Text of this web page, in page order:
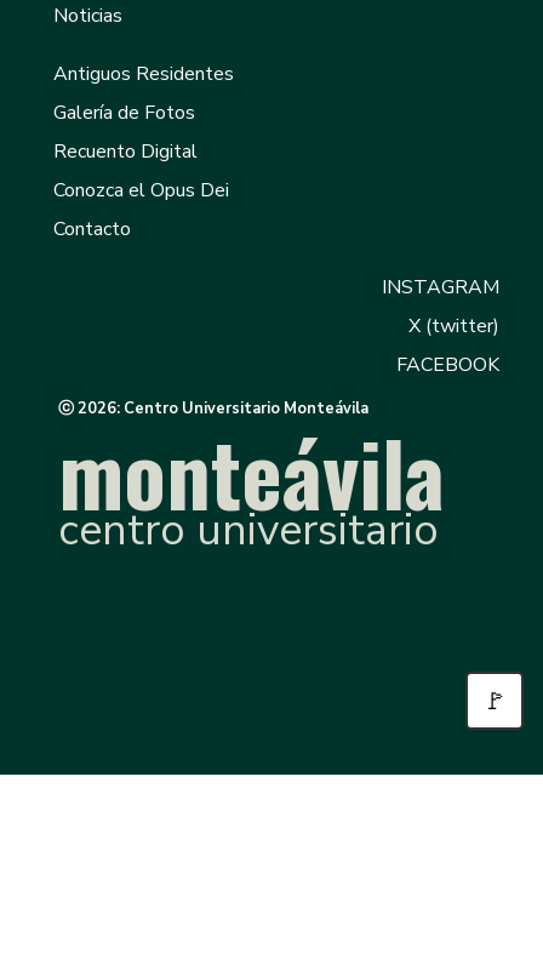
Noticias
Antiguos Residentes
Galería de Fotos
Recuento Digital
Conozca el Opus Dei
Contacto
INSTAGRAM
X (twitter)
FACEBOOK
ⓒ 2026: Centro Universitario Monteávila
monteávila
centro universitario